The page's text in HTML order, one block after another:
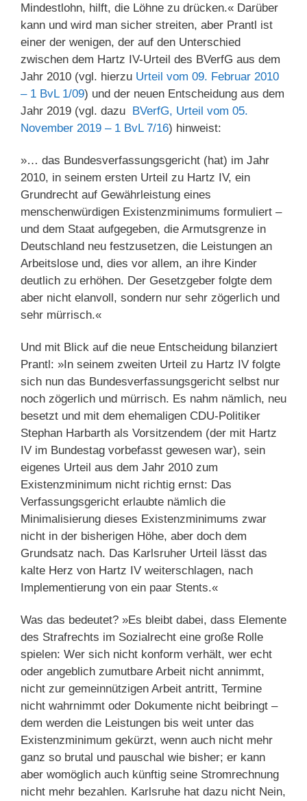
Mindestlohn, hilft, die Löhne zu drücken.« Darüber
kann und wird man sicher streiten, aber Prantl ist
einer der wenigen, der auf den Unterschied
zwischen dem Hartz IV-Urteil des BVerfG aus dem
Jahr 2010 (vgl. hierzu Urteil vom 09. Februar 2010
– 1 BvL 1/09) und der neuen Entscheidung aus dem
Jahr 2019 (vgl. dazu BVerfG, Urteil vom 05.
November 2019 – 1 BvL 7/16) hinweist:
»… das Bundesverfassungsgericht (hat) im Jahr
2010, in seinem ersten Urteil zu Hartz IV, ein
Grundrecht auf Gewährleistung eines
menschenwürdigen Existenzminimums formuliert –
und dem Staat aufgegeben, die Armutsgrenze in
Deutschland neu festzusetzen, die Leistungen an
Arbeitslose und, dies vor allem, an ihre Kinder
deutlich zu erhöhen. Der Gesetzgeber folgte dem
aber nicht elanvoll, sondern nur sehr zögerlich und
sehr mürrisch.«
Und mit Blick auf die neue Entscheidung bilanziert
Prantl: »In seinem zweiten Urteil zu Hartz IV folgte
sich nun das Bundesverfassungsgericht selbst nur
noch zögerlich und mürrisch. Es nahm nämlich, neu
besetzt und mit dem ehemaligen CDU-Politiker
Stephan Harbarth als Vorsitzendem (der mit Hartz
IV im Bundestag vorbefasst gewesen war), sein
eigenes Urteil aus dem Jahr 2010 zum
Existenzminimum nicht richtig ernst: Das
Verfassungsgericht erlaubte nämlich die
Minimalisierung dieses Existenzminimums zwar
nicht in der bisherigen Höhe, aber doch dem
Grundsatz nach. Das Karlsruher Urteil lässt das
kalte Herz von Hartz IV weiterschlagen, nach
Implementierung von ein paar Stents.«
Was das bedeutet? »Es bleibt dabei, dass Elemente
des Strafrechts im Sozialrecht eine große Rolle
spielen: Wer sich nicht konform verhält, wer echt
oder angeblich zumutbare Arbeit nicht annimmt,
nicht zur gemeinnützigen Arbeit antritt, Termine
nicht wahrnimmt oder Dokumente nicht beibringt –
dem werden die Leistungen bis weit unter das
Existenzminimum gekürzt, wenn auch nicht mehr
ganz so brutal und pauschal wie bisher; er kann
aber womöglich auch künftig seine Stromrechnung
nicht mehr bezahlen. Karlsruhe hat dazu nicht Nein,